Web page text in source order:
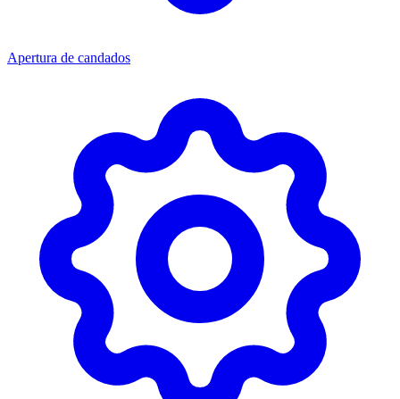
Apertura de candados